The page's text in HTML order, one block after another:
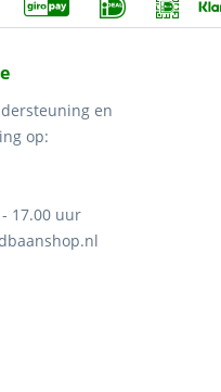
en
op:
17.00 uur